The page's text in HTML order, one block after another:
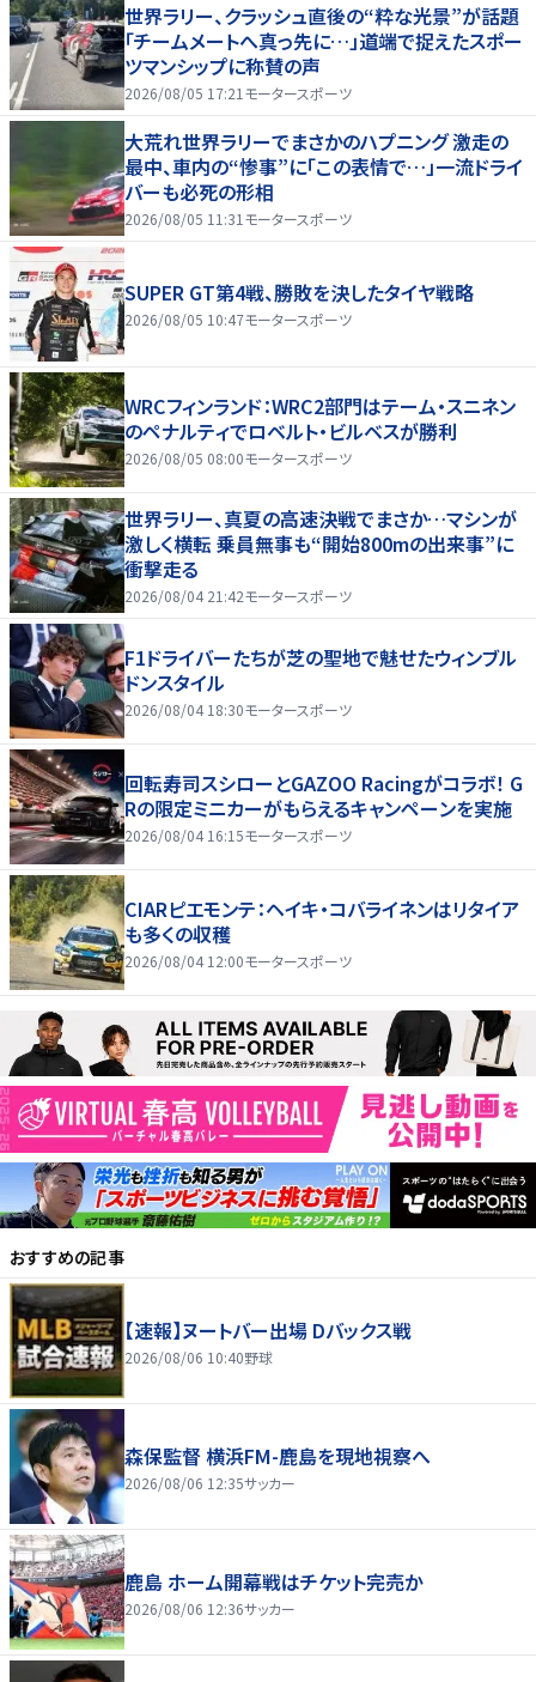
世界ラリー、クラッシュ直後の“粋な光景”が話題
「チームメートへ真っ先に…」道端で捉えたスポー
ツマンシップに称賛の声
2026/08/05 17:21 モータースポーツ
大荒れ世界ラリーでまさかのハプニング 激走の
最中、車内の“惨事”に「この表情で…」一流ドライ
バーも必死の形相
2026/08/05 11:31 モータースポーツ
SUPER GT第4戦、勝敗を決したタイヤ戦略
2026/08/05 10:47モータースポーツ
WRCフィンランド：WRC2部門はテーム・スニネン
のペナルティでロベルト・ビルベスが勝利
2026/08/05 08:00モータースポーツ
世界ラリー、真夏の高速決戦でまさか…マシンが
激しく横転 乗員無事も“開始800mの出来事”に
衝撃走る
2026/08/04 21:42モータースポーツ
F1ドライバーたちが芝の聖地で魅せたウィンブル
ドンスタイル
2026/08/04 18:30モータースポーツ
回転寿司スシローとGAZOO Racingがコラボ！ G
Rの限定ミニカーがもらえるキャンペーンを実施
2026/08/04 16:15モータースポーツ
CIARピエモンテ：ヘイキ・コバライネンはリタイア
も多くの収穫
2026/08/04 12:00モータースポーツ
おすすめの記事
【速報】ヌートバー出場 Dバックス戦
2026/08/06 10:40野球
森保監督 横浜FM-鹿島を現地視察へ
2026/08/06 12:35サッカー
鹿島 ホーム開幕戦はチケット完売か
2026/08/06 12:36サッカー